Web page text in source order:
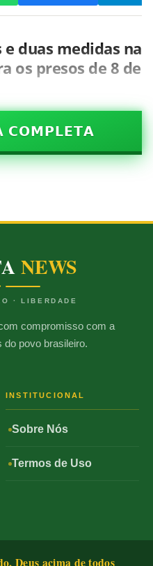
duas medidas na
os presos de 8 de
𝗖𝗢𝗠𝗣𝗟𝗘𝗧𝗔
NEWS
· LIBERDADE
compromisso com a
do povo brasileiro.
INSTITUCIONAL
Sobre Nós
Termos de Uso
Deus acima de todos